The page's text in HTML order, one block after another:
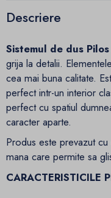
Descriere
Sistemul de dus Pilos
grija la detalii.
cea mai buna calitate.
perfect intr-un interior
perfect cu spatiul
caracter aparte.
Produs este prevazut
mana care permite sa
CARACTERISTICILE